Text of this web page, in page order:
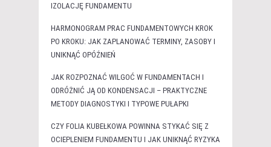
IZOLACJĘ FUNDAMENTU
HARMONOGRAM PRAC FUNDAMENTOWYCH KROK
PO KROKU: JAK ZAPLANOWAĆ TERMINY, ZASOBY I
UNIKNĄĆ OPÓŹNIEŃ
JAK ROZPOZNAĆ WILGOĆ W FUNDAMENTACH I
ODRÓŻNIĆ JĄ OD KONDENSACJI – PRAKTYCZNE
METODY DIAGNOSTYKI I TYPOWE PUŁAPKI
CZY FOLIA KUBEŁKOWA POWINNA STYKAĆ SIĘ Z
OCIEPLENIEM FUNDAMENTU I JAK UNIKNĄĆ RYZYKA